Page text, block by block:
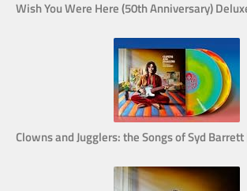
Wish You Were Here (50th Anniversary)
Clowns and Jugglers: the Songs of Syd